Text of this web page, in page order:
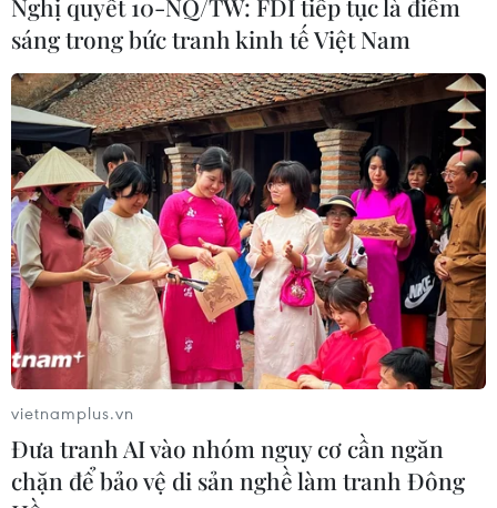
Nghị quyết 10-NQ/TW: FDI tiếp tục là điểm
sáng trong bức tranh kinh tế Việt Nam
vietnamplus.vn
Đưa tranh AI vào nhóm nguy cơ cần ngăn
chặn để bảo vệ di sản nghề làm tranh Đông